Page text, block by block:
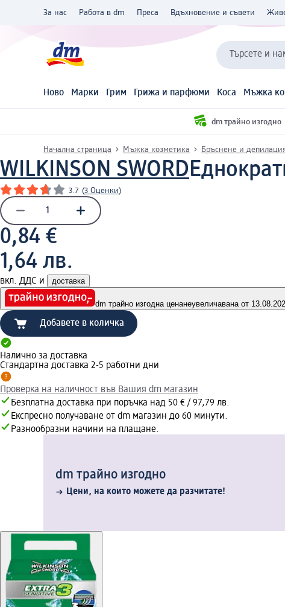
За нас Работа в dm Преса Вдъхновение и съвети
Търсете и
Ново Марки Грим Грижа и парфюми Коса Мъжка
dm трайно изгодно
Начална страница Мъжка козметика Бръснене и
WILKINSON SWORD
3.7 (3 Оценки)
0,84 €
1,64 лв.
вкл. ДДС и доставка
dm трайно изгодна ценанеувеличавана от
Добавете в количка
Налично за доставка
Стандартна доставка 2-5 работни дни
Проверка на наличност във Вашия dm магазин
Безплатна доставка при поръчка над 50 € / 97,79 лв.
Експресно получаване от dm магазин до 60 минути.
Разнообразни начини на плащане.
dm трайно изгодно
Цени, на които можете да разчитате!